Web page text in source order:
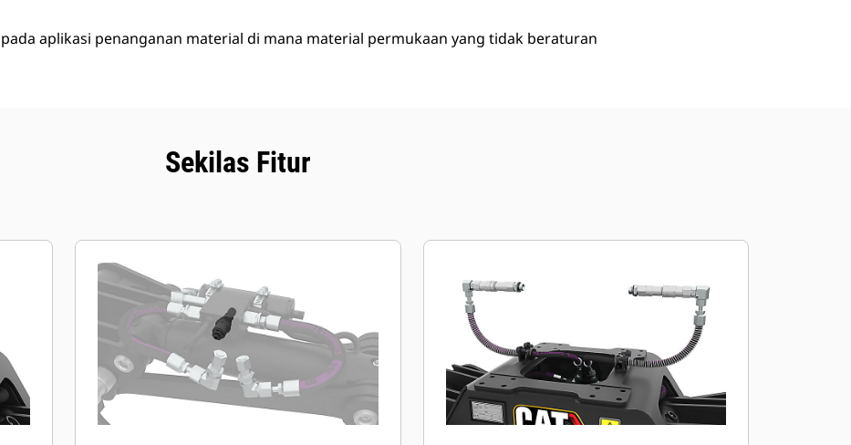
aplikasi penanganan material di mana material permukaan yang tidak beraturan
Sekilas Fitur